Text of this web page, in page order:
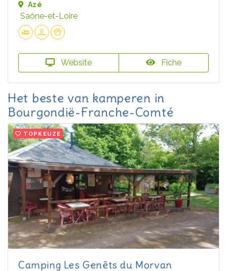
Azé
Saône-et-Loire
Website Fiche
Het beste van kamperen in
Bourgondië-Franche-Comté
TOPKEUZE
Camping Les Genêts du Morvan